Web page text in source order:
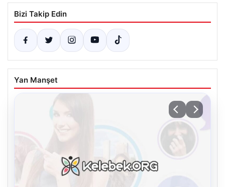
Bizi Takip Edin
Yan Manşet